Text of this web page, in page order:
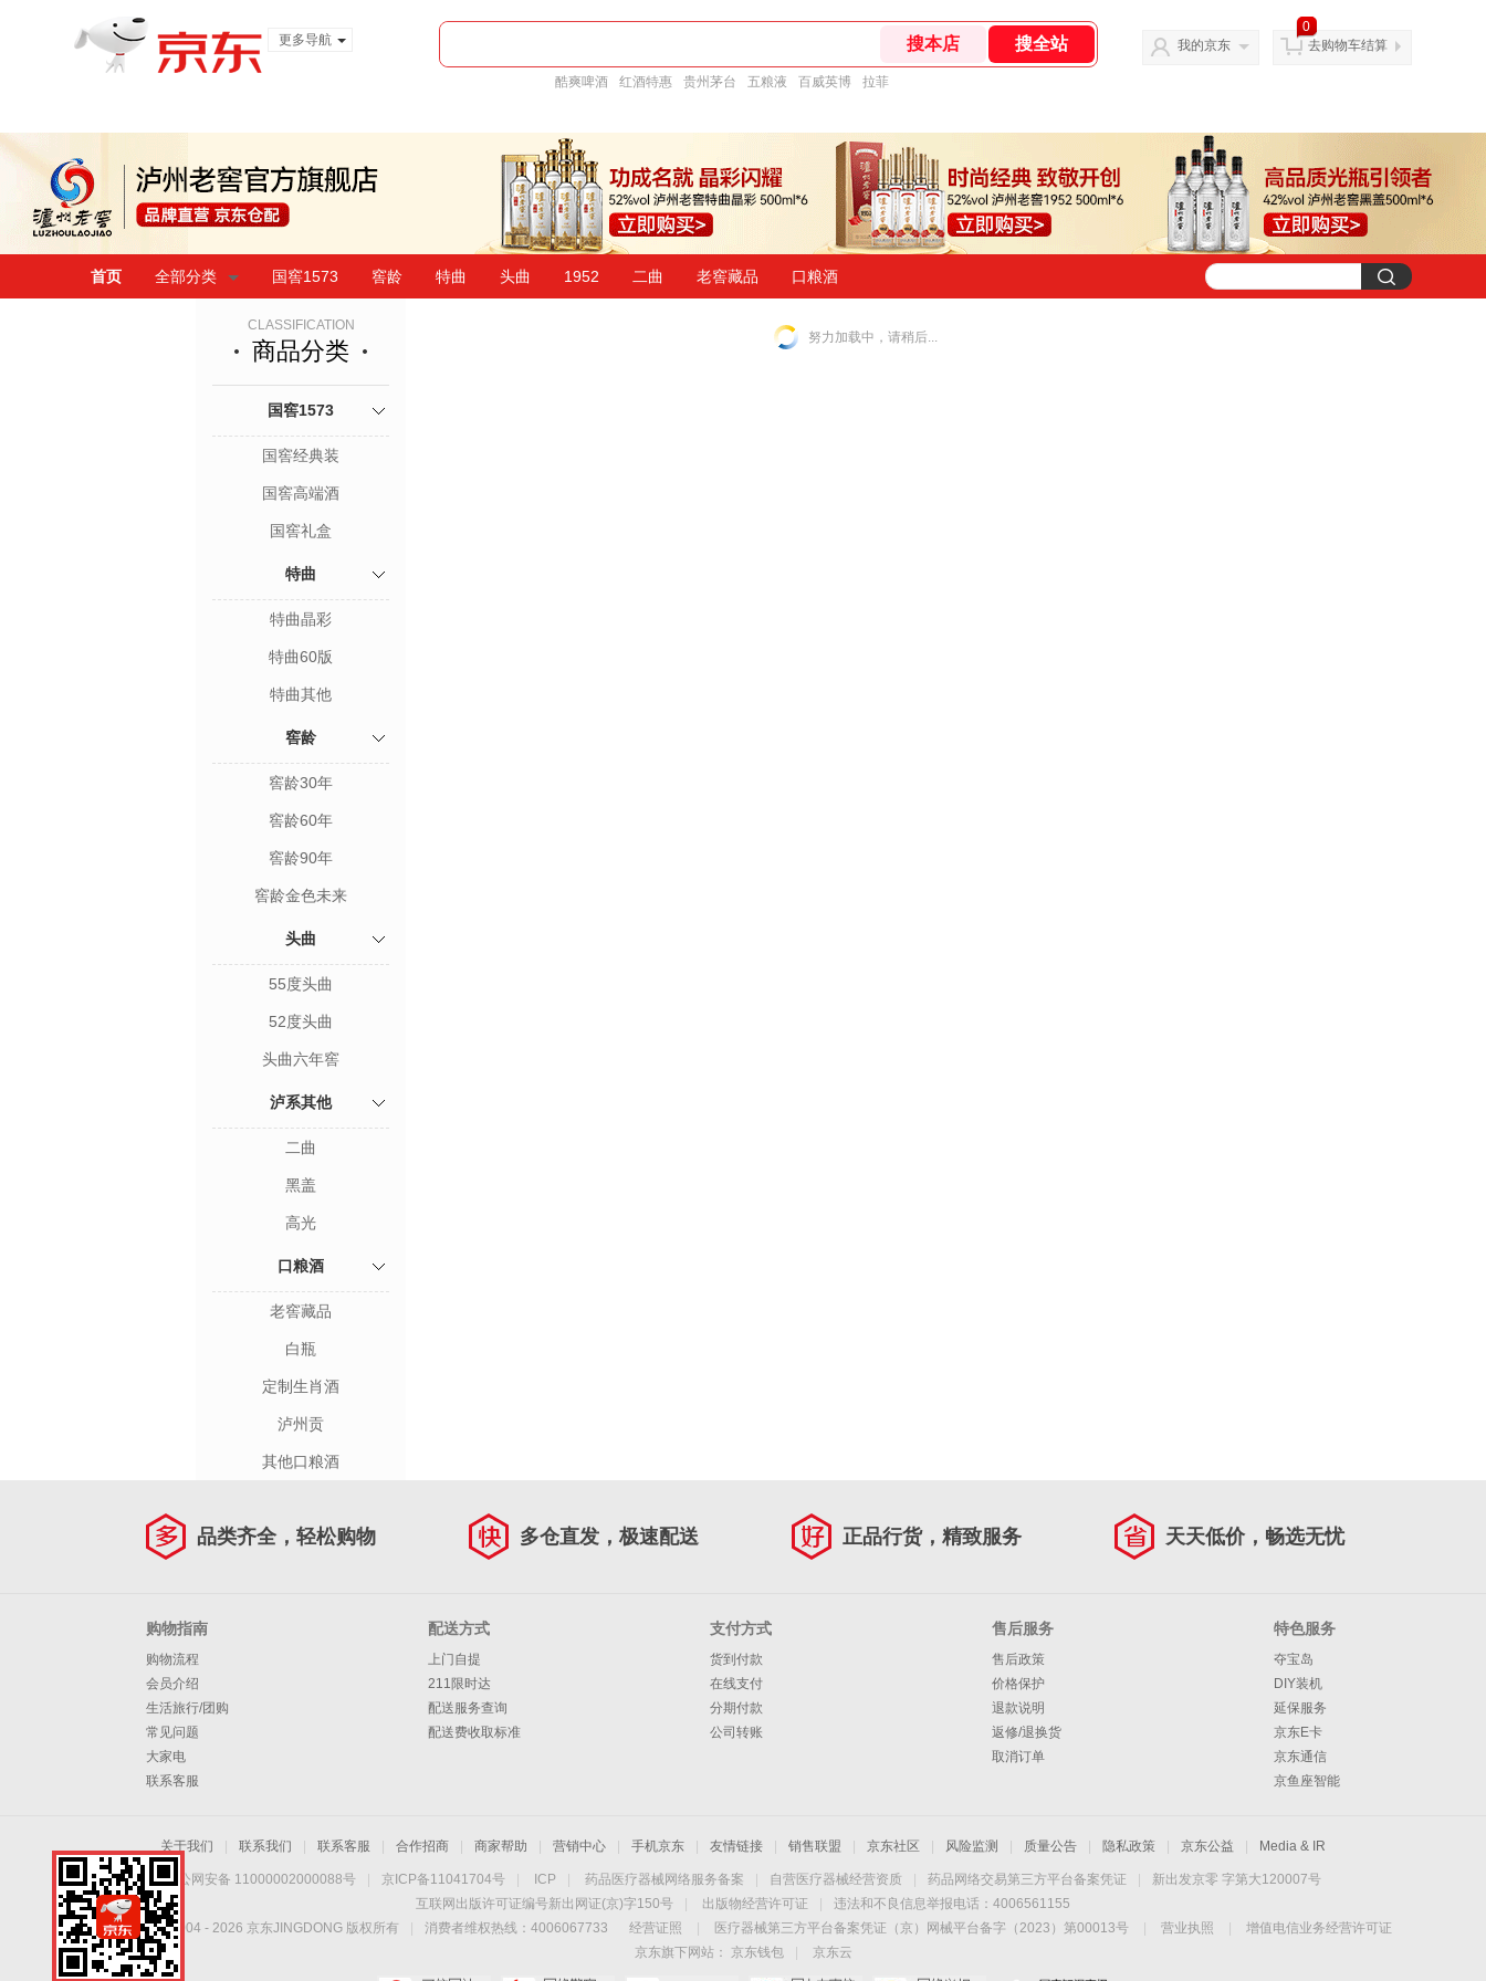
更多导航
酷爽啤酒 红酒特惠 贵州茅台 五粮液 百威英博 拉菲
我的京东
0
去购物车结算
首页 全部分类 国窖1573 窖龄 特曲 头曲 1952 二曲 老窖藏品 口粮酒
CLASSIFICATION
商品分类
国窖1573
国窖经典装
国窖高端酒
国窖礼盒
特曲
特曲晶彩
特曲60版
特曲其他
窖龄
窖龄30年
窖龄60年
窖龄90年
窖龄金色未来
头曲
55度头曲
52度头曲
头曲六年窖
泸系其他
二曲
黑盖
高光
口粮酒
老窖藏品
白瓶
定制生肖酒
泸州贡
其他口粮酒
努力加载中，请稍后...
品类齐全，轻松购物 多仓直发，极速配送 正品行货，精致服务 天天低价，畅选无忧
购物指南
购物流程
会员介绍
生活旅行/团购
常见问题
大家电
联系客服
配送方式
上门自提
211限时达
配送服务查询
配送费收取标准
支付方式
货到付款
在线支付
分期付款
公司转账
售后服务
售后政策
价格保护
退款说明
返修/退换货
取消订单
特色服务
夺宝岛
DIY装机
延保服务
京东E卡
京东通信
京鱼座智能
关于我们 联系我们 联系客服 合作招商 商家帮助 营销中心 手机京东 友情链接 销售联盟 京东社区 风险监测 质量公告 隐私政策 京东公益 Media & IR
京公网安备 11000002000088号 京ICP备11041704号 ICP 药品医疗器械网络服务备案 自营医疗器械经营资质 药品网络交易第三方平台备案凭证
新出发京零 字第大120007号
互联网出版许可证编号新出网证(京)字150号
出版物经营许可证
违法和不良信息举报电话：4006561155
Copyright © 2004 - 2026 京东JINGDONG 版权所有 消费者维权热线：4006067733 经营证照 医疗器械第三方平台备案凭证（京）网械平台备字（2023）第00013号 营业执照
增值电信业务经营许可证
京东旗下网站：
京东钱包
京东云
手机扫一扫，劲爆优